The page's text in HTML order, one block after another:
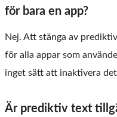
för bara en app?
Nej. Att stänga av
för alla appar som
inget sätt att inaktivera
Är prediktiv text